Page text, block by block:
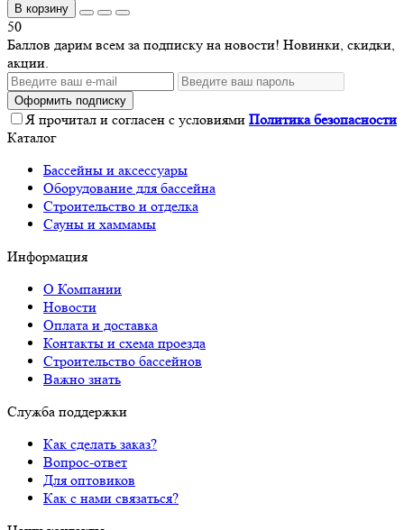
В корзину
50
Баллов дарим всем за подписку на новости! Новинки, скидки,
акции.
Оформить подписку
Я прочитал и согласен с условиями Политика безопасности
Каталог
Бассейны и аксессуары
Оборудование для бассейна
Строительство и отделка
Сауны и хаммамы
Информация
О Компании
Новости
Оплата и доставка
Контакты и схема проезда
Строительство бассейнов
Важно знать
Служба поддержки
Как сделать заказ?
Вопрос-ответ
Для оптовиков
Как с нами связаться?